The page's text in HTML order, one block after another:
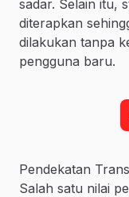
sadar. Selain itu,
diterapkan
dilakukan tanpa
pengguna baru.
Pendekatan
Salah satu nilai